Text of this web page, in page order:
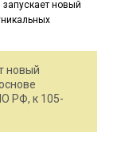
новый
РФ, к 105-